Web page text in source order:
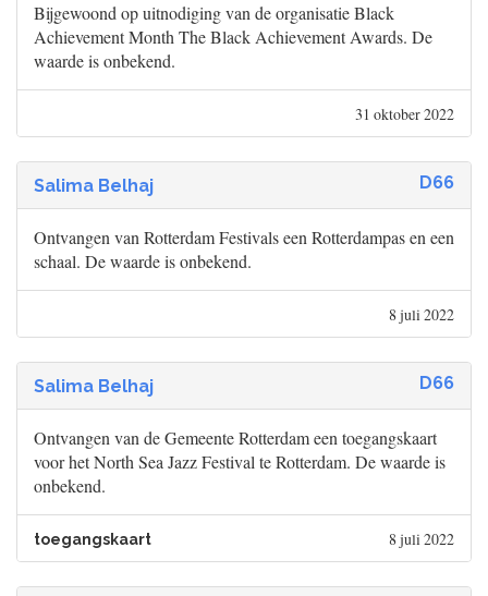
Bijgewoond op uitnodiging van de organisatie Black
Achievement Month The Black Achievement Awards. De
waarde is onbekend.
31 oktober 2022
Salima Belhaj D66
Ontvangen van Rotterdam Festivals een Rotterdampas en een
schaal. De waarde is onbekend.
8 juli 2022
Salima Belhaj D66
Ontvangen van de Gemeente Rotterdam een toegangskaart
voor het North Sea Jazz Festival te Rotterdam. De waarde is
onbekend.
toegangskaart 8 juli 2022